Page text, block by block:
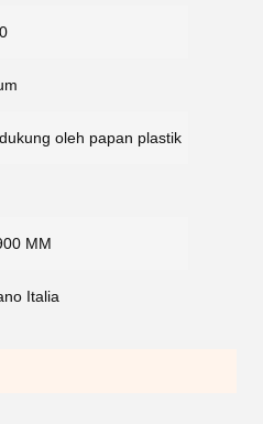
oleh papan plastik
MM
Italia